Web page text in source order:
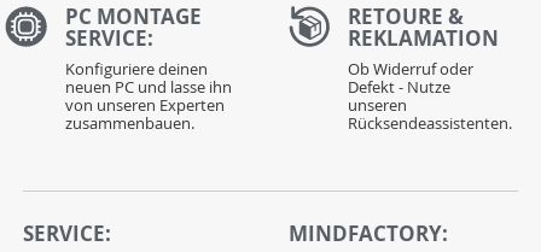
PC MONTAGE
SERVICE:
Konfiguriere deinen
neuen PC und lasse ihn
von unseren Experten
zusammenbauen.
RETOURE &
REKLAMATION
Ob Widerruf oder
Defekt - Nutze
unseren
Rücksendeassistenten.
SERVICE: MINDFACTORY: